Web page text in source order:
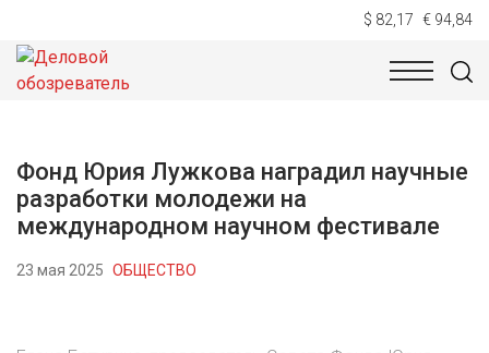
$ 82,17 € 94,84
НОВОСТИ
Фонд Юрия Лужкова наградил научные
разработки молодежи на
международном научном фестивале
23 мая 2025 ОБЩЕСТВО